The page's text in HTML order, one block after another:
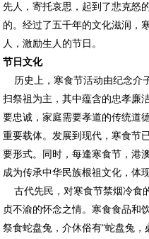
先人，寄托哀思，起到了悲克怒
的。经过了五千年的文化滋润，
人，激励生人的节日。
节日文化
历史上，寒食节活动由纪念介
扫祭祖为主，其中蕴含的忠孝廉
要忠诚，家庭需要孝道的传统道
重要载体。发展到现代，寒食节
要形式。同时，每逢寒食节，港
成为传承中华民族根祖文化，体
古代先民，对寒食节禁烟冷食
贞不渝的怀念之情。寒食食品和
祭食蛇盘兔，介休俗有“蛇盘兔，